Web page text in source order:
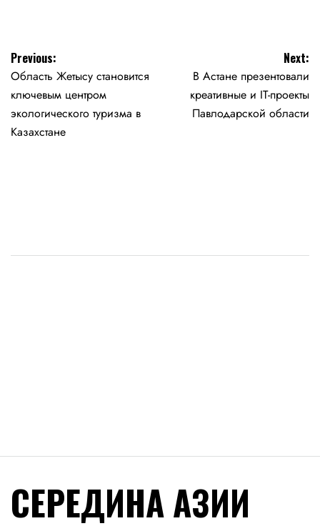
Навигация
по
записям
Previous:
Область Жетысу становится
ключевым центром
экологического туризма в
Казахстане
Next:
В Астане презентовали
креативные и IT-проекты
Павлодарской области
СЕРЕДИНА АЗИИ